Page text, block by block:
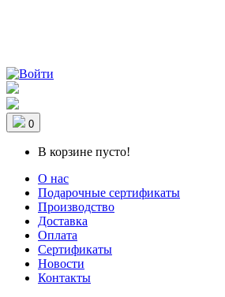
0
В корзине пусто!
О нас
Подарочные сертификаты
Производство
Доставка
Оплата
Сертификаты
Новости
Контакты